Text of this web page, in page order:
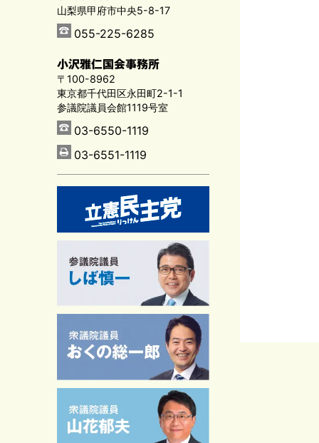
山梨県甲府市中央5-8-17
055-225-6285
小沢雅仁国会事務所
〒100-8962
東京都千代田区永田町2-1-1
参議院議員会館1119号室
03-6550-1119
03-6551-1119